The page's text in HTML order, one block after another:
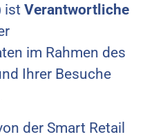
ist Verantwortliche
im Rahmen des
Ihrer Besuche
der Smart Retail